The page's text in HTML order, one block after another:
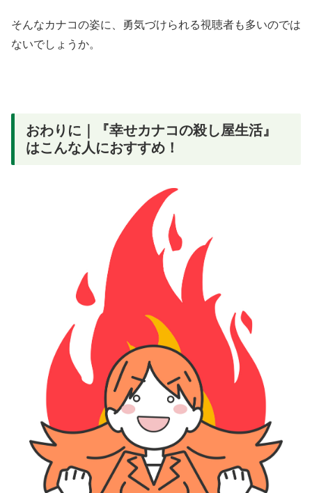
そんなカナコの姿に、勇気づけられる視聴者も多いのでは
ないでしょうか。
おわりに｜『幸せカナコの殺し屋生活』
はこんな人におすすめ！